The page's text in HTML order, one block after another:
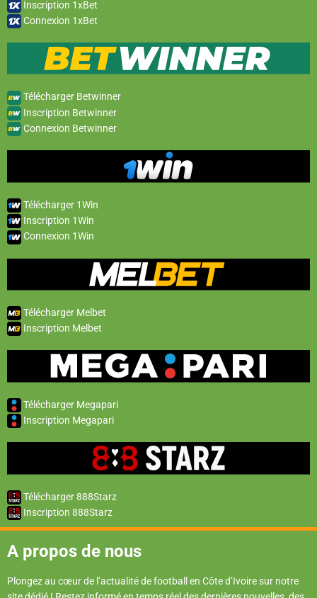
Inscription 1xBet
Connexion 1xBet
Télécharger Betwinner
Inscription Betwinner
Connexion Betwinner
Télécharger 1Win
Inscription 1Win
Connexion 1Win
Télécharger Melbet
Inscription Melbet
Télécharger Megapari
Inscription Megapari
Télécharger 888Starz
Inscription 888Starz
A propos de nous
Plongez au cœur de l’actualité de football en Côte d’Ivoire sur notre